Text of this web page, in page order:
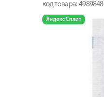
код товара: 4989848
Яндекс Сплит